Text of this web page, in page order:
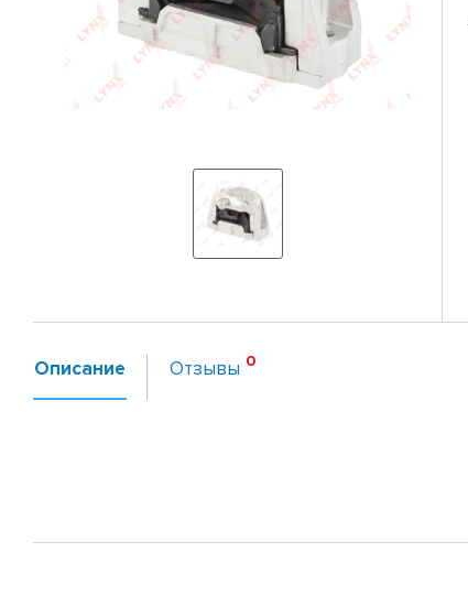
Описание Отзывы